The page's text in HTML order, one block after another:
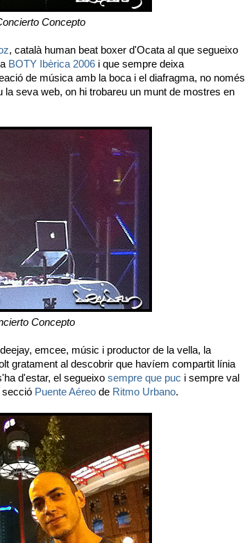
Concepto
, català human beat boxer d'Ocata al que segueixo
BOTY Ibèrica 2006 i que sempre deixa
de música amb la boca i el diafragma, no només
seva web, on hi trobareu un munt de mostres en
Concepto
emcee, músic i productor de la vella, la
gratament al descobrir que havíem compartit línia
d'estar, el segueixo sempre que puc i sempre val
secció Puente Aéreo de Ritmo Urbano.